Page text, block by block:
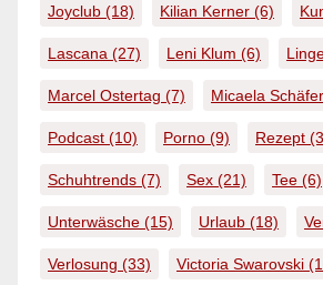
Joyclub (18) Kilian Kerner (6)
Lascana (27) Leni Klum (6)
Marcel Ostertag (7) Micaela Schäfer
Podcast (10) Porno (9) Rezept
Schuhtrends (7) Sex (21) Tee (6)
Unterwäsche (15) Urlaub (18)
Verlosung (33) Victoria Swarovski